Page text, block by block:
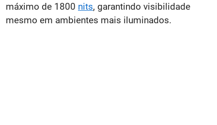
máximo de 1800 nits, garantindo visibilidade
mesmo em ambientes mais iluminados.